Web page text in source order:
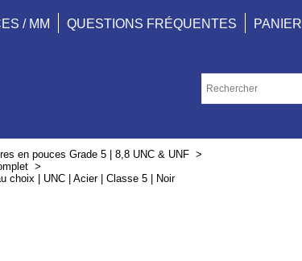
/ MM QUESTIONS FRÉQUENTES PANIER
en pouces Grade 5 | 8,8 UNC & UNF >
>
choix | UNC | Acier | Classe 5 | Noir